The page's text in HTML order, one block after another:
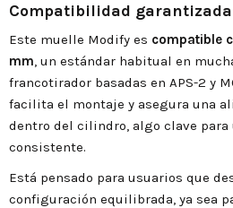
Compatibilidad garantizada
Este muelle Modify es compatible
mm, un estándar habitual en
francotirador basadas en APS-2 y
facilita el montaje y asegura una
dentro del cilindro, algo clave
consistente.
Está pensado para usuarios que
configuración equilibrada, ya sea